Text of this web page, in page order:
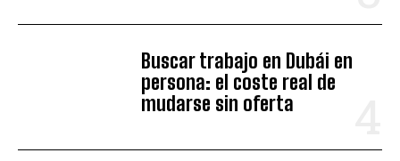
Buscar trabajo en Dubái en
persona: el coste real de
mudarse sin oferta